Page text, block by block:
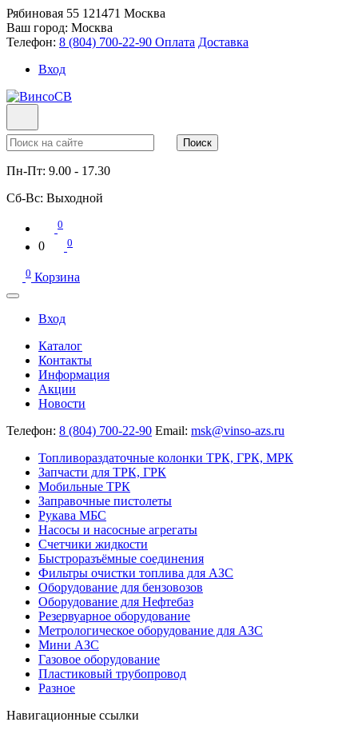
Рябиновая 55 121471 Москва
Ваш город: Москва
Телефон: 8 (804) 700-22-90 Оплата Доставка
Вход
Поиск
Пн-Пт: 9.00 - 17.30
Сб-Вс: Выходной
0
0 0
0 Корзина
Вход
Каталог
Контакты
Информация
Акции
Новости
Телефон: 8 (804) 700-22-90 Email: msk@vinso-azs.ru
Топливораздаточные колонки ТРК, ГРК, МРК
Запчасти для ТРК, ГРК
Мобильные ТРК
Заправочные пистолеты
Рукава МБС
Насосы и насосные агрегаты
Счетчики жидкости
Быстроразъёмные соединения
Фильтры очистки топлива для АЗС
Оборудование для бензовозов
Оборудование для Нефтебаз
Резервуарное оборудование
Метрологическое оборудование для АЗС
Мини АЗС
Газовое оборудование
Пластиковый трубопровод
Разное
Навигационные ссылки